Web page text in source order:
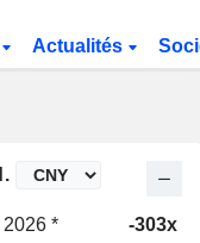
Actualités
2026 *
-303x